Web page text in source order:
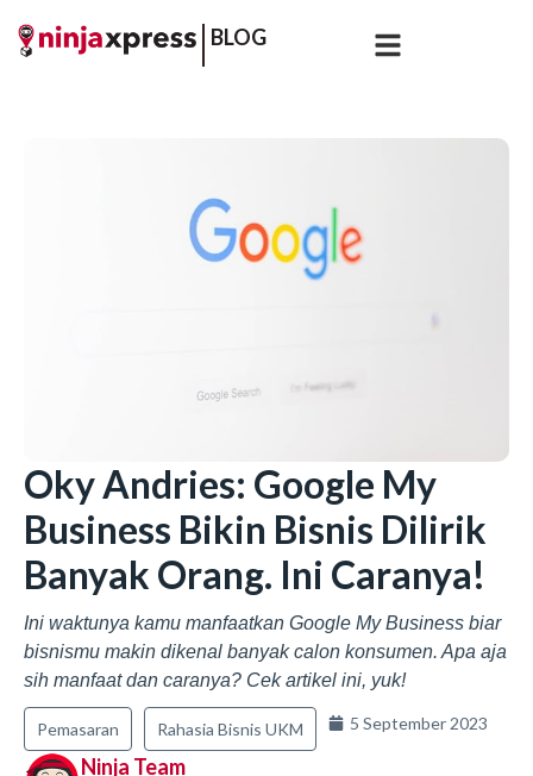
BLOG
Oky Andries: Google My
Business Bikin Bisnis Dilirik
Banyak Orang. Ini Caranya!
Ini waktunya kamu manfaatkan Google My Business biar
bisnismu makin dikenal banyak calon konsumen. Apa aja
sih manfaat dan caranya? Cek artikel ini, yuk!
Pemasaran Rahasia Bisnis UKM 5 September 2023
Ninja Team